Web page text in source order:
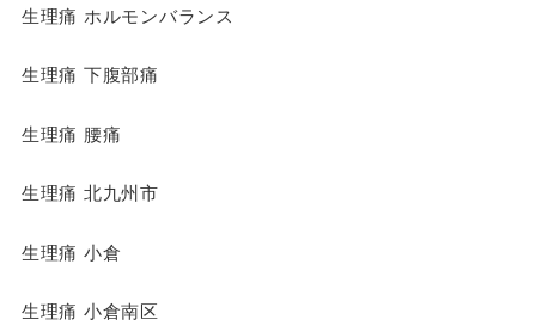
生理痛 ホルモンバランス
生理痛 下腹部痛
生理痛 腰痛
生理痛 北九州市
生理痛 小倉
生理痛 小倉南区